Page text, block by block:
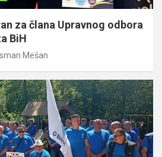
za člana Upravnog odbora
BiH
Mešan